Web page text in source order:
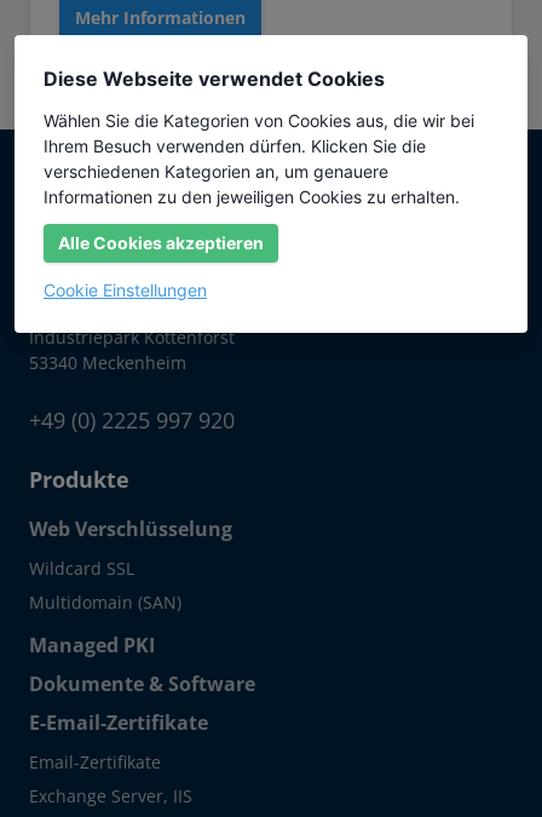
Mehr Informationen
SSLplus ist ein Vertriebsweg der
icertificate GmbH
Industriepark Kottenforst
53340 Meckenheim
+49 (0) 2225 997 920
Produkte
Web Verschlüsselung
Wildcard SSL
Multidomain (SAN)
Managed PKI
Dokumente & Software
E-Email-Zertifikate
Email-Zertifikate
Exchange Server, IIS
Diese Webseite verwendet Cookies
Wählen Sie die Kategorien von Cookies aus, die wir bei
Ihrem Besuch verwenden dürfen. Klicken Sie die
verschiedenen Kategorien an, um genauere
Informationen zu den jeweiligen Cookies zu erhalten.
Alle Cookies akzeptieren
Cookie Einstellungen